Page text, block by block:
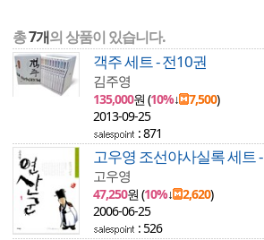
총7개의 상품이 있습니다.
객주 세트 - 전10권
김주영
135,000원 (10%↓ 7,500)
2013-09-25
: 871
고우영 조선야사실록 세트
고우영
47,250원 (10%↓ 2,620)
2006-06-25
: 526